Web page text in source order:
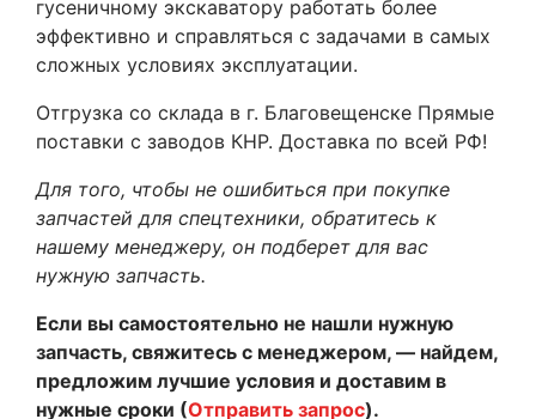
гусеничному экскаватору работать более
эффективно и справляться с задачами в самых
сложных условиях эксплуатации.
Отгрузка со склада в г. Благовещенске Прямые
поставки с заводов КНР. Доставка по всей РФ!
Для того, чтобы не ошибиться при покупке
запчастей для спецтехники, обратитесь к
нашему менеджеру, он подберет для вас
нужную запчасть.
Если вы самостоятельно не нашли нужную
запчасть, свяжитесь с менеджером, — найдем,
предложим лучшие условия и доставим в
нужные сроки (Отправить запрос).